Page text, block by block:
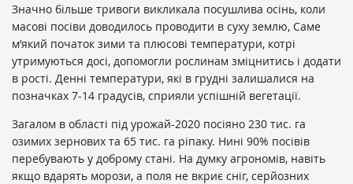
Значно більше тривоги викликала посушлива осінь, коли
масові посіви доводилось проводити в суху землю, Саме
м’який початок зими та плюсові температури, котрі
утримуються досі, допомогли рослинам зміцнитись і додати
в рості. Денні температури, які в грудні залишалися на
позначках 7-14 градусів, сприяли успішній вегетації.
Загалом в області під урожай-2020 посіяно 230 тис. га
озимих зернових та 65 тис. га ріпаку. Нині 90% посівів
перебувають у доброму стані. На думку агрономів, навіть
якщо вдарять морози, а поля не вкриє сніг, серйозних